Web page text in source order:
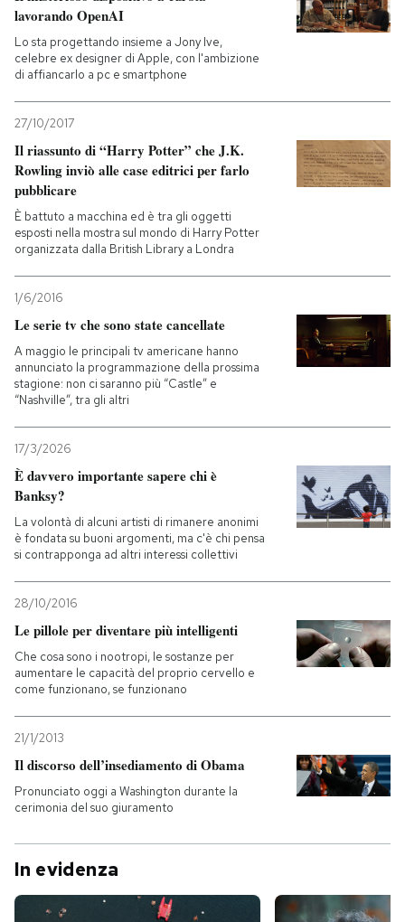
lavorando OpenAI
Lo sta progettando insieme a Jony Ive,
celebre ex designer di Apple, con l'ambizione
di affiancarlo a pc e smartphone
27/10/2017
Il riassunto di “Harry Potter” che J.K.
Rowling inviò alle case editrici per farlo
pubblicare
È battuto a macchina ed è tra gli oggetti
esposti nella mostra sul mondo di Harry Potter
organizzata dalla British Library a Londra
1/6/2016
Le serie tv che sono state cancellate
A maggio le principali tv americane hanno
annunciato la programmazione della prossima
stagione: non ci saranno più “Castle” e
“Nashville”, tra gli altri
17/3/2026
È davvero importante sapere chi è
Banksy?
La volontà di alcuni artisti di rimanere anonimi
è fondata su buoni argomenti, ma c'è chi pensa
si contrapponga ad altri interessi collettivi
28/10/2016
Le pillole per diventare più intelligenti
Che cosa sono i nootropi, le sostanze per
aumentare le capacità del proprio cervello e
come funzionano, se funzionano
21/1/2013
Il discorso dell’insediamento di Obama
Pronunciato oggi a Washington durante la
cerimonia del suo giuramento
In evidenza